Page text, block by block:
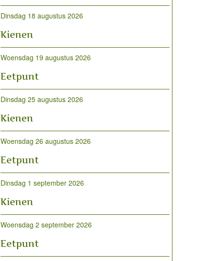
Dinsdag 18 augustus 2026
Kienen
Woensdag 19 augustus 2026
Eetpunt
Dinsdag 25 augustus 2026
Kienen
Woensdag 26 augustus 2026
Eetpunt
Dinsdag 1 september 2026
Kienen
Woensdag 2 september 2026
Eetpunt